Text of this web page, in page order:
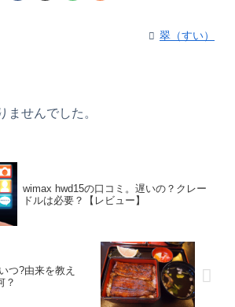
翠（すい）
ませんでした。
wimax hwd15の口コミ。遅いの？クレー
ドルは必要？【レビュー】
つ?由来を教え
？